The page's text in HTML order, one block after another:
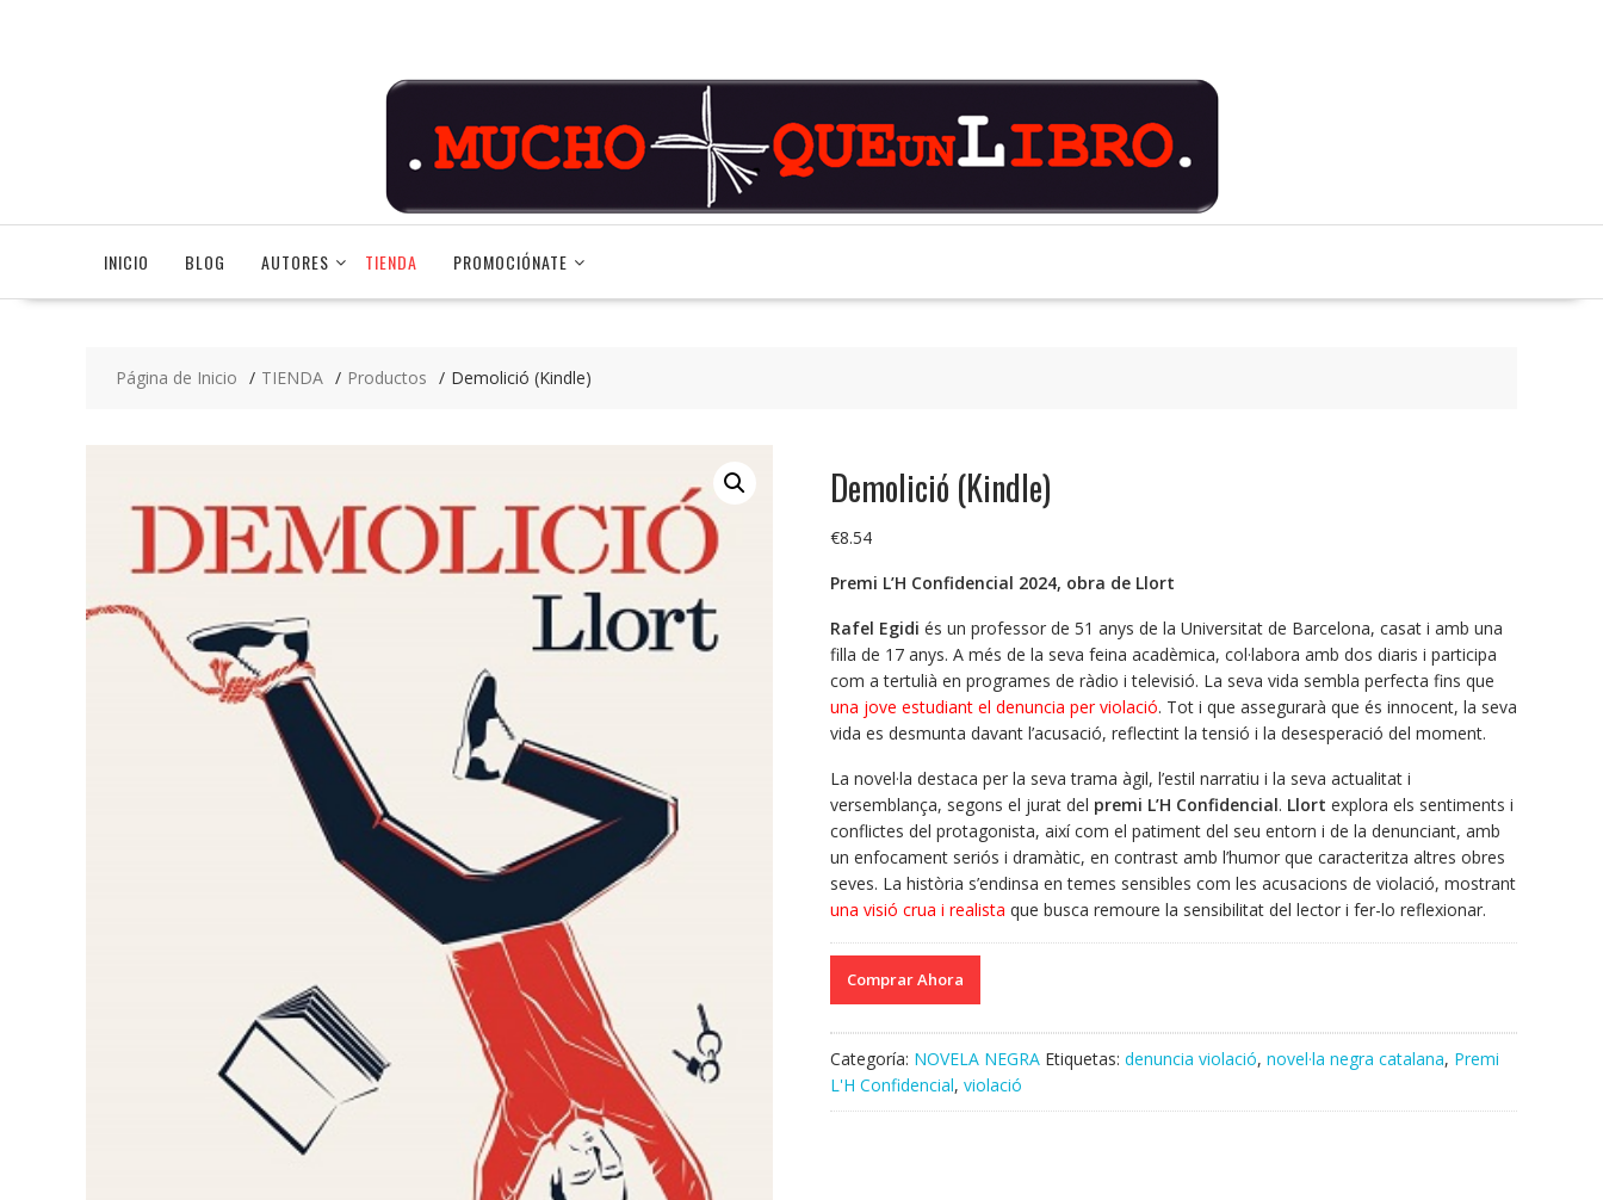
INICIO BLOG AUTORES TIENDA PROMOCIÓNATE
Página de Inicio TIENDA Productos Demolició (Kindle)
Demolició (Kindle)
€8.54
Premi L’H Confidencial 2024, obra de Llort
Rafel Egidi és un professor de 51 anys de la Universitat de Barcelona, casat i amb una
filla de 17 anys. A més de la seva feina acadèmica, col·labora amb dos diaris i participa
com a tertulià en programes de ràdio i televisió. La seva vida sembla perfecta fins que
una jove estudiant el denuncia per violació. Tot i que assegurarà que és innocent, la seva
vida es desmunta davant l’acusació, reflectint la tensió i la desesperació del moment.
La novel·la destaca per la seva trama àgil, l’estil narratiu i la seva actualitat i
versemblança, segons el jurat del premi L’H Confidencial. Llort explora els sentiments i
conflictes del protagonista, així com el patiment del seu entorn i de la denunciant, amb
un enfocament seriós i dramàtic, en contrast amb l’humor que caracteritza altres obres
seves. La història s’endinsa en temes sensibles com les acusacions de violació, mostrant
una visió crua i realista que busca remoure la sensibilitat del lector i fer-lo reflexionar.
Comprar Ahora
Categoría: NOVELA NEGRA Etiquetas: denuncia violació, novel·la negra catalana, Premi
L'H Confidencial, violació